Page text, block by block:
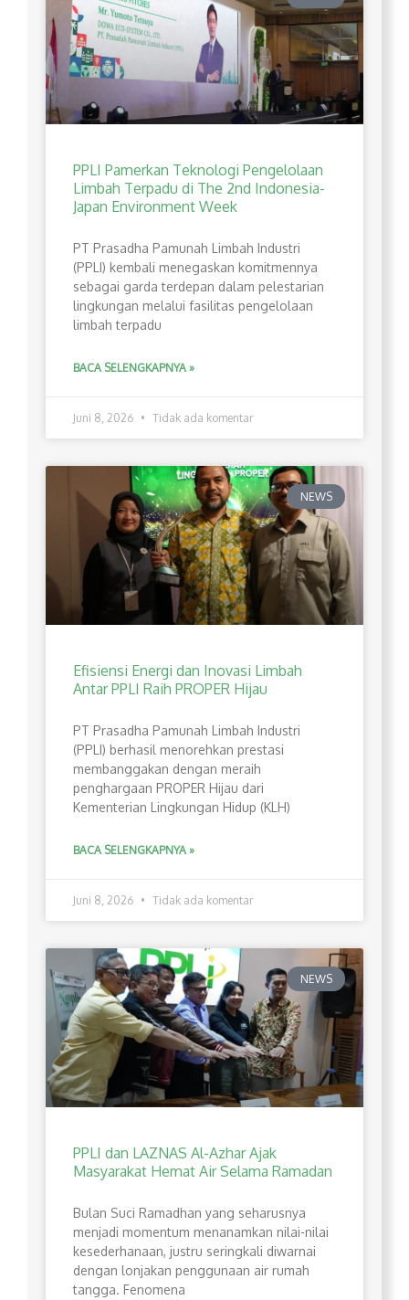
PPLI Pamerkan Teknologi Pengelolaan
Limbah Terpadu di The 2nd Indonesia-
Japan Environment Week
PT Prasadha Pamunah Limbah Industri
(PPLI) kembali menegaskan komitmennya
sebagai garda terdepan dalam pelestarian
lingkungan melalui fasilitas pengelolaan
limbah terpadu
BACA SELENGKAPNYA »
Juni 8, 2026 Tidak ada komentar
NEWS
Efisiensi Energi dan Inovasi Limbah
Antar PPLI Raih PROPER Hijau
PT Prasadha Pamunah Limbah Industri
(PPLI) berhasil menorehkan prestasi
membanggakan dengan meraih
penghargaan PROPER Hijau dari
Kementerian Lingkungan Hidup (KLH)
BACA SELENGKAPNYA »
Juni 8, 2026 Tidak ada komentar
NEWS
PPLI dan LAZNAS Al-Azhar Ajak
Masyarakat Hemat Air Selama Ramadan
Bulan Suci Ramadhan yang seharusnya
menjadi momentum menanamkan nilai-nilai
kesederhanaan, justru seringkali diwarnai
dengan lonjakan penggunaan air rumah
tangga. Fenomena